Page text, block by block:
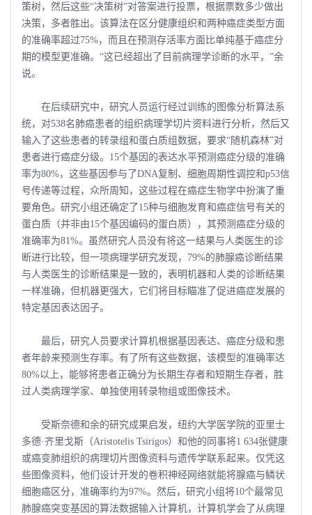
策树，然后这些“决策树”对答案进行投票，根据票数多少做出
决策，多者胜出。该算法在区分健康组织和两种癌症类型方面
的准确率超过75%，而且在预测存活率方面比单纯基于癌症分
期的模型更准确。“这已经超出了目前病理学诊断的水平，”余
说。
在后续研究中，研究人员运行经过训练的图像分析算法系
统，对538名肺癌患者的组织病理学切片资料进行分析，然后又
输入了这些患者的转录组和蛋白质组数据，要求“随机森林”对
患者进行癌症分级。15个基因的表达水平预测癌症分级的准确
率为80%，这些基因参与了DNA复制、细胞周期性调控和p53信
号传递等过程，众所周知，这些过程在癌症生物学中扮演了重
要角色。研究小组还确定了15种与细胞发育和癌症信号有关的
蛋白质（并非由15个基因编码的蛋白质），其预测癌症分级的
准确率为81%。虽然研究人员没有将这一结果与人类医生的诊
断进行比较，但一项病理学研究发现，79%的肺腺癌诊断结果
与人类医生的诊断结果是一致的，表明机器和人类的诊断结果
一样准确，但机器更强大，它们将目标瞄准了促进癌症发展的
特定基因表达因子。
最后，研究人员要求计算机根据基因表达、癌症分级和患
者年龄来预测生存率。有了所有这些数据，该模型的准确率达
80%以上，能够将患者正确分为长期生存者和短期生存者，胜
过人类病理学家、单独使用转录物组或图像技术。
受斯奈德和余的研究成果启发，纽约大学医学院的亚里士
多德·齐里戈斯（Aristotelis Tsirigos）和他的同事将1 634张健康
或癌变肺组织的病理切片图像资料与遗传学联系起来。仅凭这
些图像资料，他们设计开发的卷积神经网络就能将腺癌与鳞状
细胞癌区分，准确率约为97%。然后，研究小组将10个最常见
肺腺癌突变基因的算法数据输入计算机，计算机学会了从病理